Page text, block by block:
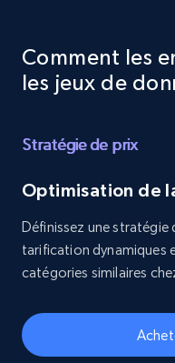
Comment les
les jeux de
Stratégie de prix
Optimisation de
Définissez une
tarification dynamiques
catégories similaires